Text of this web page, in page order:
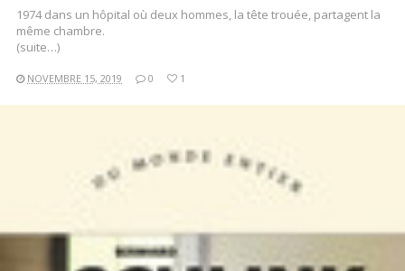
1974 dans un hôpital où deux hommes, la tête trouée, partagent la
même chambre.
(suite…)
NOVEMBRE 15, 2019 0 1